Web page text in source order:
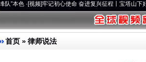
·[视频]牢记初心使命 奋进复兴征程丨宝塔山下好光景..·[
首页 » 律师说法